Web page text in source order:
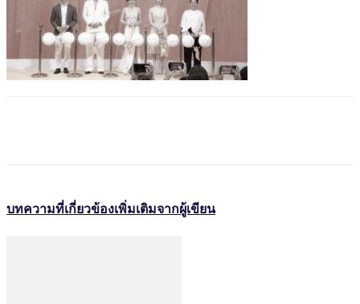
บทความที่เกี่ยวข้องเพิ่มเติมจากผู้เขียน